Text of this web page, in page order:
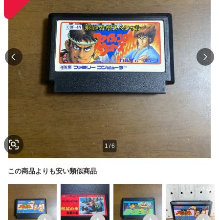
1 /6
この商品よりも安い類似商品